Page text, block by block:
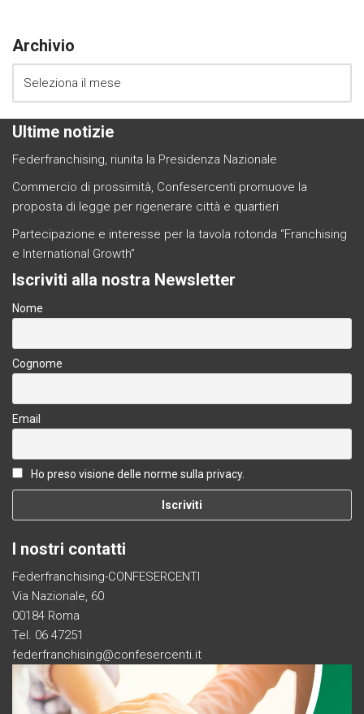
Archivio
Ultime notizie
Federfranchising, riunita la Presidenza Nazionale
Commercio di prossimità, Confesercenti promuove la
proposta di legge per rigenerare città e quartieri
Partecipazione e interesse per la tavola rotonda “Franchising
e International Growth”
Iscriviti alla nostra Newsletter
Nome
Cognome
Email
Ho preso visione delle norme sulla privacy.
I nostri contatti
Federfranchising-CONFESERCENTI
Via Nazionale, 60
00184 Roma
Tel. 06 47251
federfranchising@confesercenti.it